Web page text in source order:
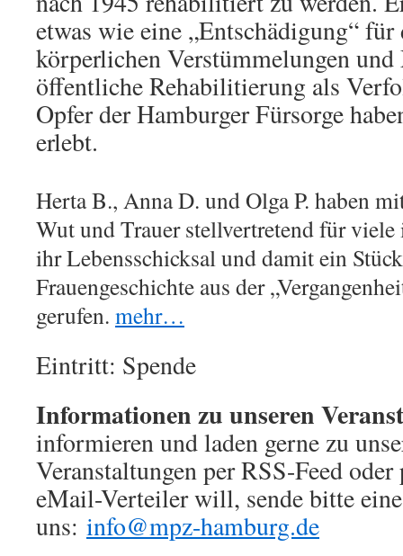
etwas wie eine „Entschädigung“
körperlichen Verstümmelungen
öffentliche Rehabilitierung als
Opfer der Hamburger Fürsorge
erlebt.
Herta B., Anna D. und Olga P. haben
Wut und Trauer stellvertretend für
ihr Lebensschicksal und damit ein
Frauengeschichte aus der
gerufen. mehr…
Eintritt: Spende
Informationen zu unseren
informieren und laden gerne zu
Veranstaltungen per RSS-Feed
eMail-Verteiler will, sende bitte
uns: info@mpz-hamburg.de